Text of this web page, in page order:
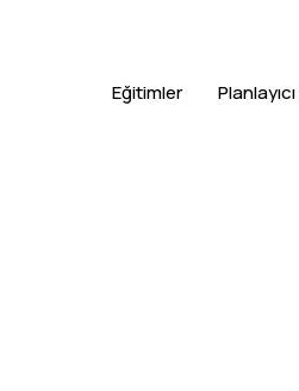
Eğitimler